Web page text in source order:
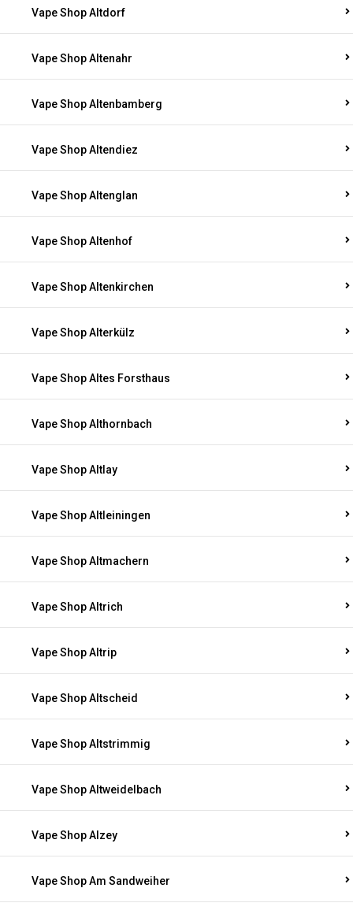
Vape Shop Altdorf
Vape Shop Altenahr
Vape Shop Altenbamberg
Vape Shop Altendiez
Vape Shop Altenglan
Vape Shop Altenhof
Vape Shop Altenkirchen
Vape Shop Alterkülz
Vape Shop Altes Forsthaus
Vape Shop Althornbach
Vape Shop Altlay
Vape Shop Altleiningen
Vape Shop Altmachern
Vape Shop Altrich
Vape Shop Altrip
Vape Shop Altscheid
Vape Shop Altstrimmig
Vape Shop Altweidelbach
Vape Shop Alzey
Vape Shop Am Sandweiher